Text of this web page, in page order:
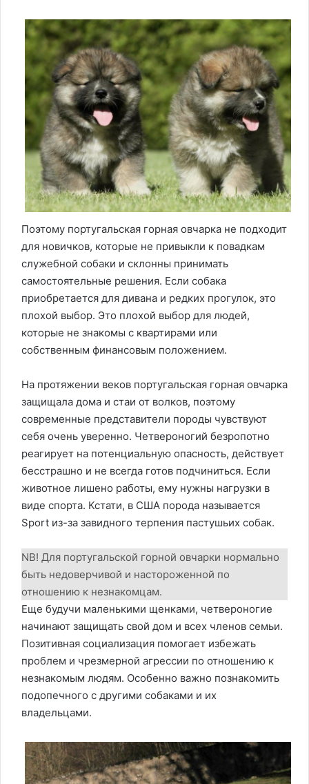
Поэтому португальская горная овчарка не подходит
для новичков, которые не привыкли к повадкам
служебной собаки и склонны принимать
самостоятельные решения. Если собака
приобретается для дивана и редких прогулок, это
плохой выбор. Это плохой выбор для людей,
которые не знакомы с квартирами или
собственным финансовым положением.
На протяжении веков португальская горная овчарка
защищала дома и стаи от волков, поэтому
современные представители породы чувствуют
себя очень уверенно. Четвероногий безропотно
реагирует на потенциальную опасность, действует
бесстрашно и не всегда готов подчиниться. Если
животное лишено работы, ему нужны нагрузки в
виде спорта. Кстати, в США порода называется
Sport из-за завидного терпения пастушьих собак.
NB! Для португальской горной овчарки нормально
быть недоверчивой и настороженной по
отношению к незнакомцам.
Еще будучи маленькими щенками, четвероногие
начинают защищать свой дом и всех членов семьи.
Позитивная социализация помогает избежать
проблем и чрезмерной агрессии по отношению к
незнакомым людям. Особенно важно познакомить
подопечного с другими собаками и их
владельцами.